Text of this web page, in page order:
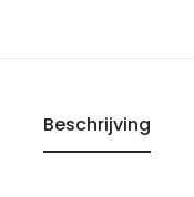
Beschrijving